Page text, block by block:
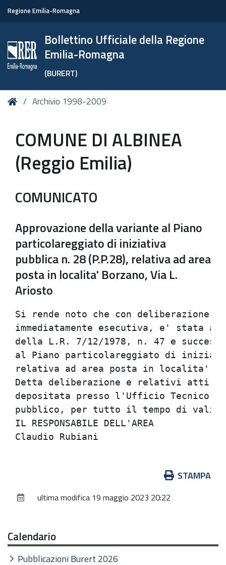
Regione Emilia-Romagna
Bollettino Ufficiale della Regione
Emilia-Romagna
(BURERT)
Tu HomeArchivio 1998-2009
COMUNE DI ALBINEA
(Reggio Emilia)
COMUNICATO
Approvazione della variante al Piano
particolareggiato di iniziativa
pubblica n. 28 (P.P.28), relativa ad area
posta in localita' Borzano, Via L.
Ariosto
Si rende noto che con deliberazione
immediatamente esecutiva, e' stata
della L.R. 7/12/1978, n. 47 e
al Piano particolareggiato di
relativa ad area posta in localita'
Detta deliberazione e relativi atti
depositata presso l'Ufficio Tecnico
pubblico, per tutto il tempo di
IL RESPONSABILE DELL'AREA
documento
STAMPA
ultima modifica 19 maggio 2023 20:22
Calendario
Pubblicazioni Burert 2026